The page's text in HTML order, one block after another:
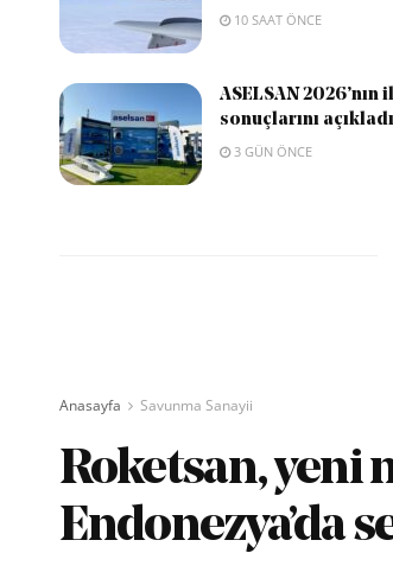
10 SAAT ÖNCE
ASELSAN 2026’nın
sonuçlarını açıkladı
3 GÜN ÖNCE
Anasayfa Savunma Sanayii
Roketsan, yeni
Endonezya’da